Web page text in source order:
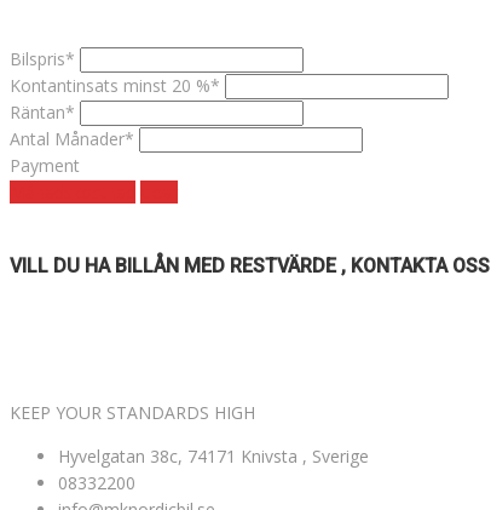
Bilspris*
Kontantinsats minst 20 %*
Räntan*
Antal Månader*
Payment
VILL DU HA BILLÅN MED RESTVÄRDE , KONTAKTA OSS
KEEP YOUR STANDARDS HIGH
Hyvelgatan 38c, 74171 Knivsta , Sverige
08332200